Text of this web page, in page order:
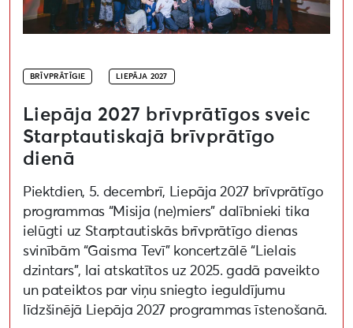
BRĪVPRĀTĪGIE LIEPĀJA 2027
Liepāja 2027 brīvprātīgos sveic
Starptautiskajā brīvprātīgo
dienā
Piektdien, 5. decembrī, Liepāja 2027 brīvprātīgo
programmas “Misija (ne)miers” dalībnieki tika
ielūgti uz Starptautiskās brīvprātīgo dienas
svinībām “Gaisma Tevī” koncertzālē “Lielais
dzintars”, lai atskatītos uz 2025. gadā paveikto
un pateiktos par viņu sniegto ieguldījumu
līdzšinējā Liepāja 2027 programmas īstenošanā.